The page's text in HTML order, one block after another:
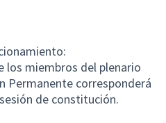
los miembros del plenario
Permanente corresponderá
de constitución.